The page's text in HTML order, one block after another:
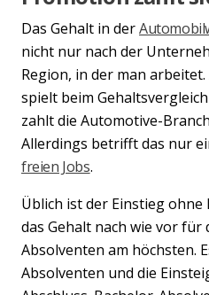
Das Gehalt in der
nicht nur nach der
Region, in der man
spielt beim
zahlt die Automotive-
Allerdings betrifft das nur
freien Jobs.
Üblich ist der Einstieg
das Gehalt nach wie vor
Absolventen am höchsten.
Absolventen und die